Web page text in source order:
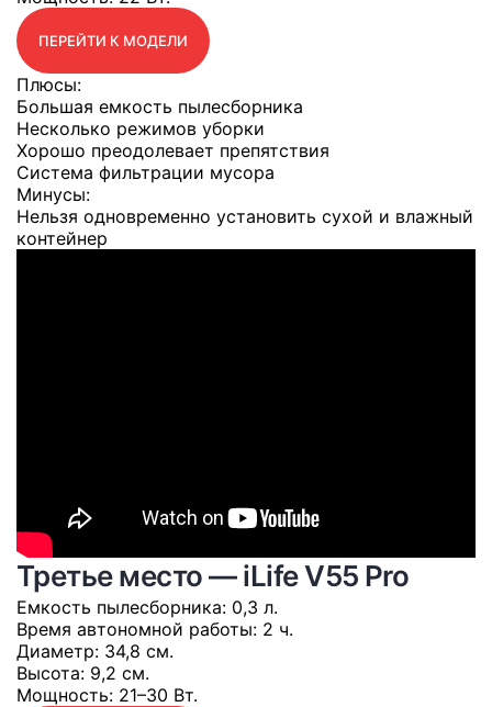
ПЕРЕЙТИ К МОДЕЛИ
Плюсы:
Большая емкость пылесборника
Несколько режимов уборки
Хорошо преодолевает препятствия
Система фильтрации мусора
Минусы:
Нельзя одновременно установить сухой и влажный
контейнер
Третье место — iLife V55 Pro
Емкость пылесборника: 0,3 л.
Время автономной работы: 2 ч.
Диаметр: 34,8 см.
Высота: 9,2 см.
Мощность: 21–30 Вт.